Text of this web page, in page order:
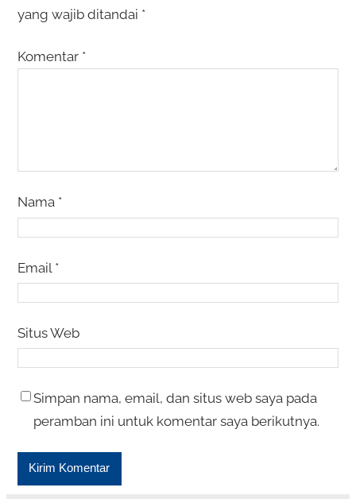
yang wajib ditandai *
Komentar *
Nama *
Email *
Situs Web
Simpan nama, email, dan situs web saya pada
peramban ini untuk komentar saya berikutnya.